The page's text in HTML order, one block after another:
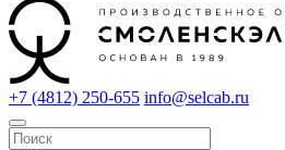
+7 (4812) 250-655 info@selcab.ru